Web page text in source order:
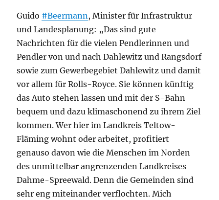
Guido #Beermann, Minister für Infrastruktur
und Landesplanung: „Das sind gute
Nachrichten für die vielen Pendlerinnen und
Pendler von und nach Dahlewitz und Rangsdorf
sowie zum Gewerbegebiet Dahlewitz und damit
vor allem für Rolls-Royce. Sie können künftig
das Auto stehen lassen und mit der S-Bahn
bequem und dazu klimaschonend zu ihrem Ziel
kommen. Wer hier im Landkreis Teltow-
Fläming wohnt oder arbeitet, profitiert
genauso davon wie die Menschen im Norden
des unmittelbar angrenzenden Landkreises
Dahme-Spreewald. Denn die Gemeinden sind
sehr eng miteinander verflochten. Mich